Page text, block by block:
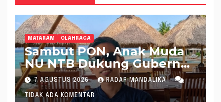
MATARAM OLAHRAGA
Sambut PON, Anak Muda
NU NTB Dukung Gubernur
Pimpin KONI NTB
7 AGUSTUS 2026 RADAR MANDALIKA
TIDAK ADA KOMENTAR